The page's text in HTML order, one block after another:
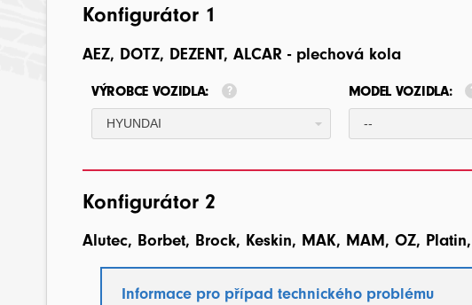
Konfigurátor 1
AEZ, DOTZ, DEZENT, ALCAR - plechová kola
VÝROBCE VOZIDLA:
HYUNDAI
MODEL VOZIDLA:
--
Konfigurátor 2
Alutec, Borbet, Brock, Keskin, MAK, MAM, OZ,
Informace pro případ technického problému